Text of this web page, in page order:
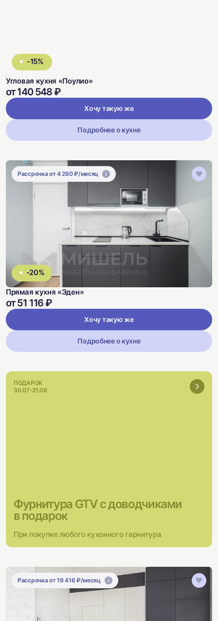
-15%
Угловая кухня «Поулио»
от 140 548 ₽
Хочу такую же
Подробнее о кухне
Рассрочка от 4 260 ₽/месяц
-20%
Прямая кухня «Эден»
от 51 116 ₽
Хочу такую же
Подробнее о кухне
ПОДАРОК
30.07-21.08
Фурнитура GTV с доводчиками
в подарок
При покупке любого кухонного гарнитура
Рассрочка от 19 416 ₽/месяц